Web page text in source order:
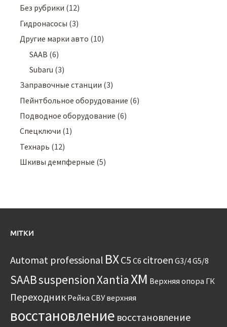
Без рубрики (12)
Гидронасосы (3)
Другие марки авто (10)
SAAB (6)
Subaru (3)
Заправочные станции (3)
Пейнтбольное оборудование (6)
Подводное оборудование (6)
Спецключи (1)
Технарь (12)
Шкивы демпферные (5)
МІТКИ
Automat professional BXC5 C6 citroen G3/4G5/8
SAABsuspensionXantiaXM Верхняя опора ГК
Переходник Рейка СВУ верхняя
восстановление восстановление